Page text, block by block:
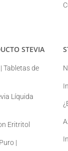
STEVIA
Tabletas de
Líquida
Eritritol
|